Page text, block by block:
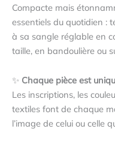
Compacte mais
essentiels du quotidien :
à sa sangle réglable en
taille, en bandoulière ou
✨ Chaque pièce est
Les inscriptions, les
textiles font de chaque
l’image de celui ou celle